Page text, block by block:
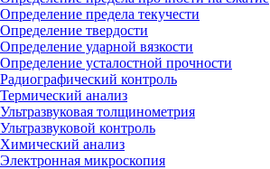
Определение предела текучести
Определение твердости
Определение ударной вязкости
Определение усталостной прочности
Радиографический контроль
Термический анализ
Ультразвуковая толщинометрия
Ультразвуковой контроль
Химический анализ
Электронная микроскопия